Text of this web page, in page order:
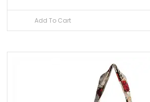
Add To Cart